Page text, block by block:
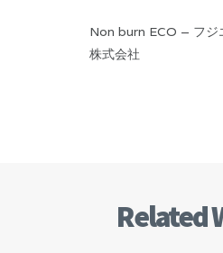
Non burn ECO – フジ
株式会社
Related